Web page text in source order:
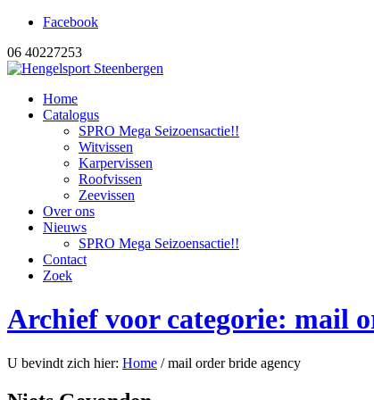
Facebook
06 40227253
Home
Catalogus
SPRO Mega Seizoensactie!!
Witvissen
Karpervissen
Roofvissen
Zeevissen
Over ons
Nieuws
SPRO Mega Seizoensactie!!
Contact
Zoek
Archief voor categorie: mail
U bevindt zich hier: Home / mail order bride agency